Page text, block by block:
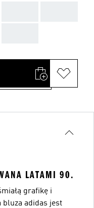
LATAMI 90.
grafikę i
bluza adidas jest